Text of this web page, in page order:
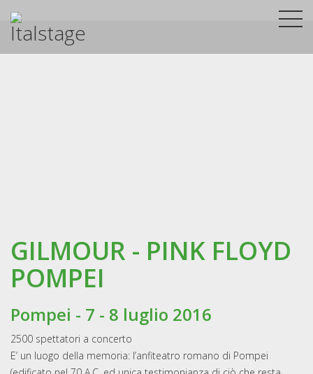
GILMOUR - PINK FLOYD
POMPEI
Pompei - 7 - 8 luglio 2016
2500 spettatori a concerto
E’ un luogo della memoria: l’anfiteatro romano di Pompei